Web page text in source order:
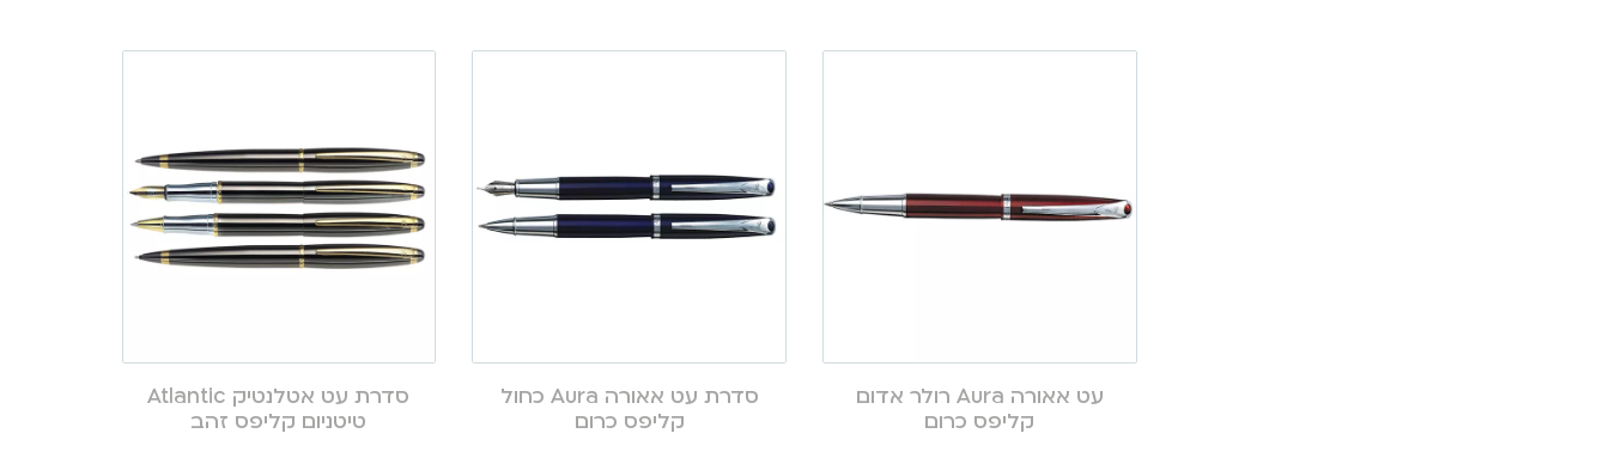
עט אאורה Aura רולר אדום
קליפס כרום
סדרת עט אאורה Aura כחול
קליפס כרום
סדרת עט אטלנטיק Atlantic
טיטניום קליפס זהב